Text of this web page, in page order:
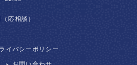
応相談）
イバシーポリシー